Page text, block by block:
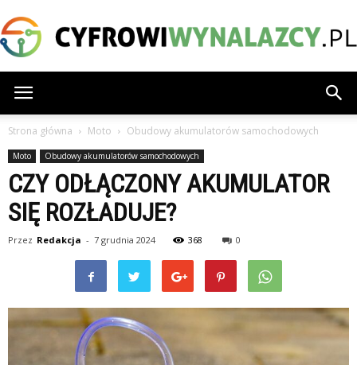
Strona główna Moto Obudowy akumulatorów samochodowych
Moto Obudowy akumulatorów samochodowych
CZY ODŁĄCZONY AKUMULATOR
SIĘ ROZŁADUJE?
Przez Redakcja - 7 grudnia 2024 368 0